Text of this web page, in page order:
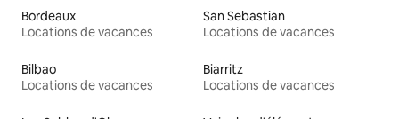
Bordeaux
Locations de vacances
San Sebastian
Locations de vacances
Bilbao
Locations de vacances
Biarritz
Locations de vacances